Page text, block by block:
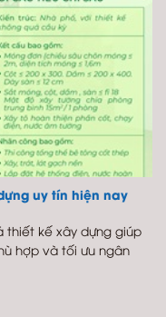
uy tín hiện nay
thiết kế xây dựng giúp
hợp và tối ưu ngân